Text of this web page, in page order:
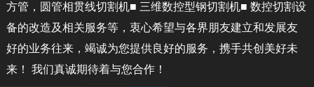
方管，圆管相贯线切割机■ 三维数控型钢切割机■ 数控切割设
备的改造及相关服务等，衷心希望与各界朋友建立和发展友
好的业务往来，竭诚为您提供良好的服务，携手共创美好未
来！ 我们真诚期待着与您合作！